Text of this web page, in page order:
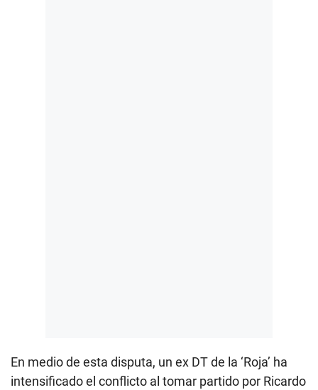
En medio de esta disputa, un ex DT de la ‘Roja’ ha
intensificado el conflicto al tomar partido por Ricardo